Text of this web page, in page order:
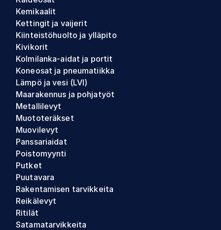
Kemikaalit
Kettingit ja vaijerit
Kiinteistöhuolto ja ylläpito
Kivikorit
Kolmilanka-aidat ja portit
Koneosat ja pneumatiikka
Lämpö ja vesi (LVI)
Maarakennus ja pohjatyöt
Metallilevyt
Muototeräkset
Muovilevyt
Panssariaidat
Poistomyynti
Putket
Puutavara
Rakentamisen tarvikkeita
Reikälevyt
Ritilät
Satamatarvikkeita